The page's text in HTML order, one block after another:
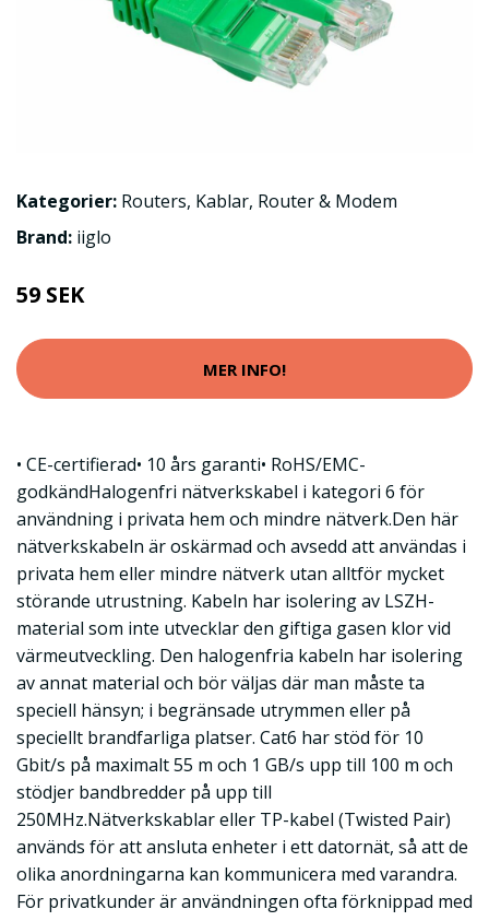
Kategorier: Routers, Kablar, Router & Modem
Brand: iiglo
59 SEK
MER INFO!
• CE-certifierad• 10 års garanti• RoHS/EMC-
godkändHalogenfri nätverkskabel i kategori 6 för
användning i privata hem och mindre nätverk.Den här
nätverkskabeln är oskärmad och avsedd att användas i
privata hem eller mindre nätverk utan alltför mycket
störande utrustning. Kabeln har isolering av LSZH-
material som inte utvecklar den giftiga gasen klor vid
värmeutveckling. Den halogenfria kabeln har isolering
av annat material och bör väljas där man måste ta
speciell hänsyn; i begränsade utrymmen eller på
speciellt brandfarliga platser. Cat6 har stöd för 10
Gbit/s på maximalt 55 m och 1 GB/s upp till 100 m och
stödjer bandbredder på upp till
250MHz.Nätverkskablar eller TP-kabel (Twisted Pair)
används för att ansluta enheter i ett datornät, så att de
olika anordningarna kan kommunicera med varandra.
För privatkunder är användningen ofta förknippad med